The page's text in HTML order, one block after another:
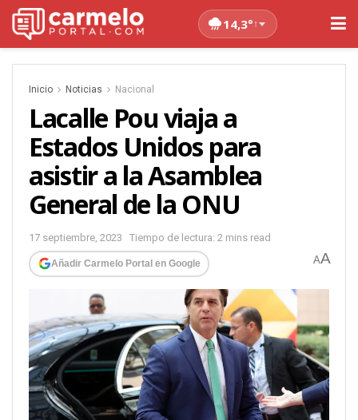
14,3°↑
Inicio Noticias Nacional
Lacalle Pou viaja a
Estados Unidos para
asistir a la Asamblea
General de la ONU
17 septiembre, 2023 Tiempo de lectura: 2 mins read
Añadir Carmelo Portal en Google AA